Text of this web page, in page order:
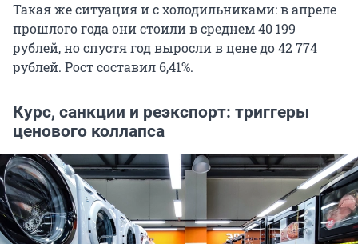
Такая же ситуация и с холодильниками: в апреле
прошлого года они стоили в среднем40 199
рублей, но спустя год выросли в цене до42 774
рублей. Рост составил 6,41%.
Курс, санкции и реэкспорт: триггеры
ценового коллапса